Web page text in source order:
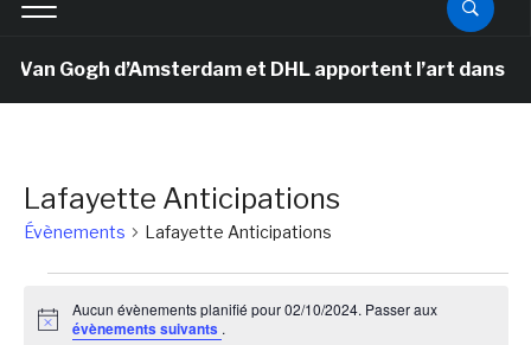
Van Gogh d’Amsterdam et DHL apportent l’art dans
Lafayette Anticipations
Évènements Lafayette Anticipations
for
Notice
Aucun évènements planifié pour 02/10/2024. Passer aux
évènements suivants .